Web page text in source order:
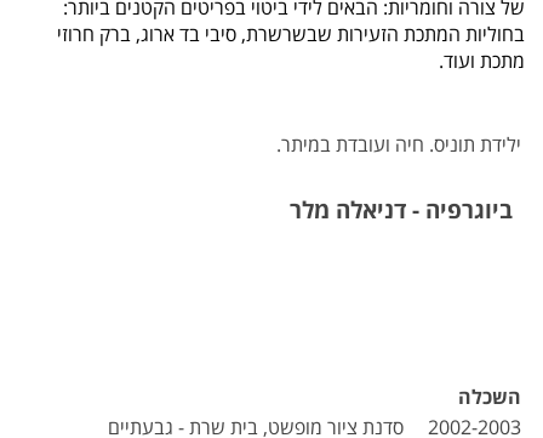
מתכת ועוד.
ילידת תוניס. חיה ועובדת במיתר.
ביוגרפיה - דניאלה מלר
השכלה
2002-2003 סדנת ציור מופשט, בית שרת - גבעתיים